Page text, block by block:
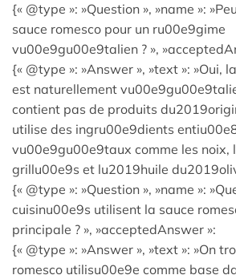
{« @type »: »Question », »name »:
sauce romesco pour un ru00e9gime
vu00e9gu00e9talien ? »,
{« @type »: »Answer », »text »: »Oui,
est naturellement
contient pas de produits
utilise des ingru00e9dients
vu00e9gu00e9taux comme les noix,
grillu00e9s et lu2019huile
{« @type »: »Question », »name »:
cuisinu00e9s utilisent la sauce
principale ? », »acceptedAnswer »:
{« @type »: »Answer », »text »: »On
romesco utilisu00e9e comme base